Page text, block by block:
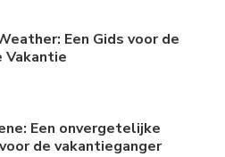
Een Gids voor de
Een onvergetelijke
de vakantieganger